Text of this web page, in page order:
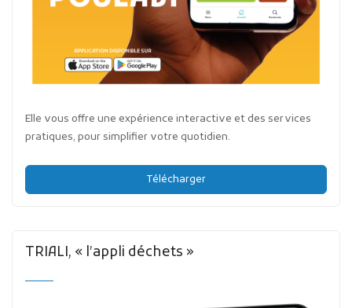
Elle vous offre une expérience interactive et des services
pratiques, pour simplifier votre quotidien.
Télécharger
TRIALI, « l’appli déchets »